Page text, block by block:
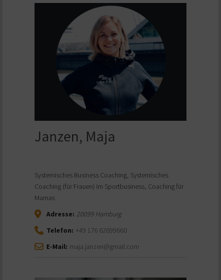
Janzen, Maja
Systemisches Business Coaching, Systemisches
Coaching (für Frauen) im Sportbusiness, Coaching für
Mamas
Adresse: 20099Hamburg
Telefon: +49 176 62699660
E-Mail: maja.janzen@gmail.com